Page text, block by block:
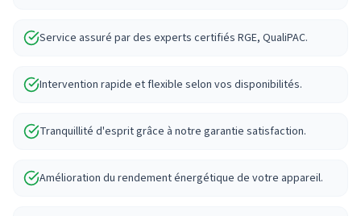
Service assuré par des experts certifiés RGE, QualiPAC.
Intervention rapide et flexible selon vos disponibilités.
Tranquillité d'esprit grâce à notre garantie satisfaction.
Amélioration du rendement énergétique de votre appareil.